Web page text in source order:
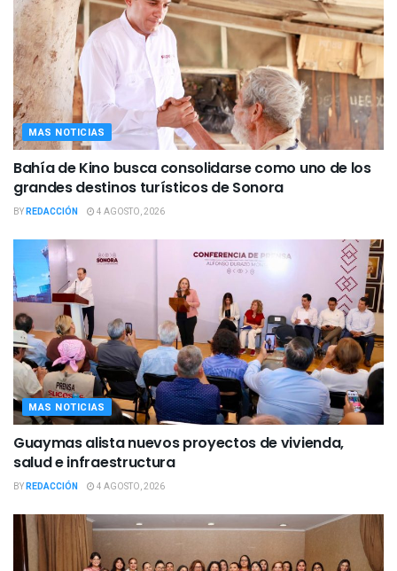
MAS NOTICIAS
Bahía de Kino busca consolidarse como uno de los
grandes destinos turísticos de Sonora
BYREDACCIÓN 4 AGOSTO, 2026
MAS NOTICIAS
Guaymas alista nuevos proyectos de vivienda,
salud e infraestructura
BYREDACCIÓN 4 AGOSTO, 2026